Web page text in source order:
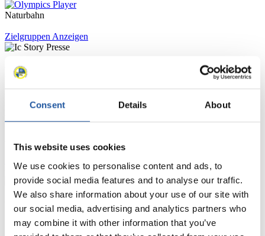
Consent Details About
This website uses cookies
We use cookies to personalise content and ads, to
provide social media features and to analyse our traffic.
We also share information about your use of our site with
our social media, advertising and analytics partners who
may combine it with other information that you’ve
Naturbahn
Zielgruppen Anzeigen
Für Presse- und Medienvertreter
haben Zugriff auf Athletenbiographien und Informationen zu
Wettkämpfen. Außerdem können Sie Ihre Medienakkreditierung
Für Nationale Verbände
Hier können Sie sich über allgemeine Neuigkeiten informieren, das